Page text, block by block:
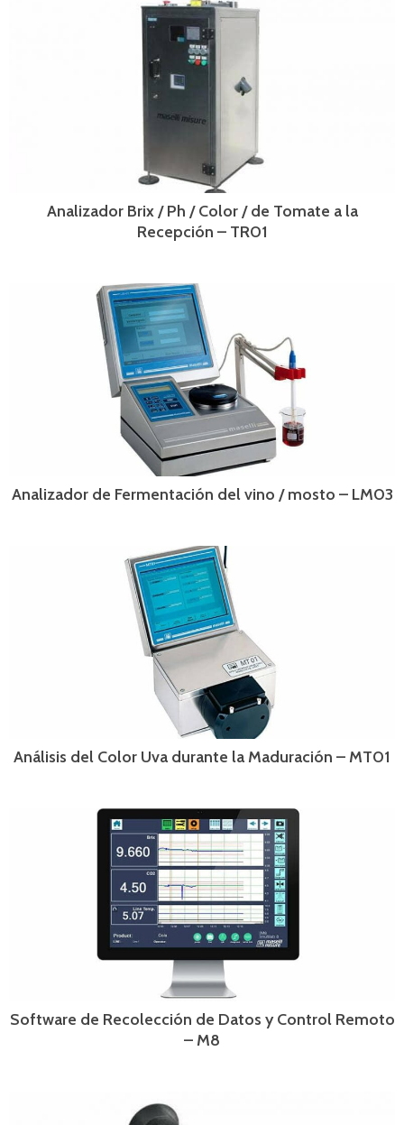
Analizador Brix / Ph / Color / de Tomate a la
Recepción – TR01
Analizador de Fermentación del vino / mosto – LM03
Análisis del Color Uva durante la Maduración – MT01
Software de Recolección de Datos y Control Remoto
– M8